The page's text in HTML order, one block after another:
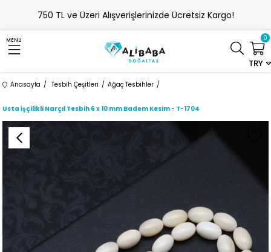
750 TL ve Üzeri Alışverişlerinizde Ücretsiz Kargo!
MENU
TRY
0
Anasayfa Tesbih Çeşitleri Ağaç Tesbihler
Usta İşçilikli Narçıl Tesbih 6 x 10 mm Badem Kesim - T-1704